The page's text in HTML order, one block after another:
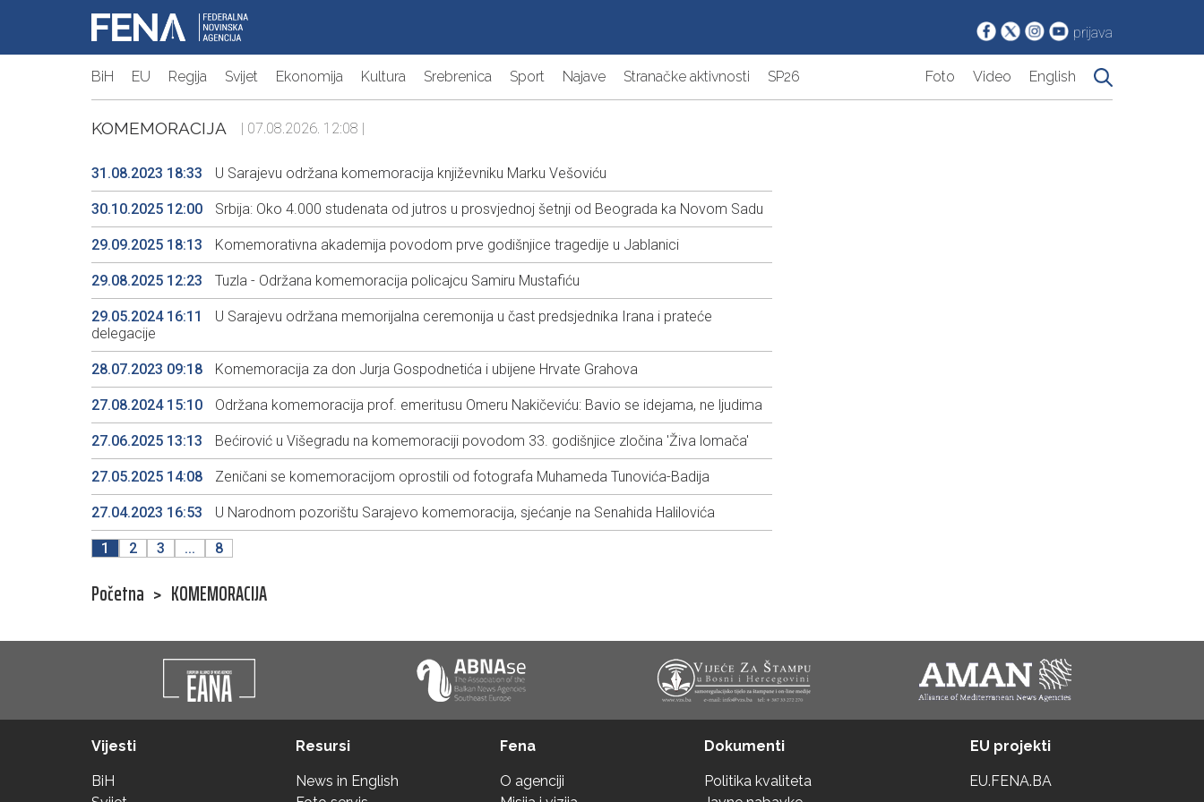
prijava
BiH EU Regija Svijet Ekonomija Kultura Srebrenica Sport Najave Stranačke aktivnosti SP26 Foto Video English
KOMEMORACIJA | 07.08.2026. 12:08 |
31.08.2023 18:33 U Sarajevu održana komemoracija književniku Marku Vešoviću
30.10.2025 12:00 Srbija: Oko 4.000 studenata od jutros u prosvjednoj šetnji od Beograda ka Novom Sadu
29.09.2025 18:13 Komemorativna akademija povodom prve godišnjice tragedije u Jablanici
29.08.2025 12:23 Tuzla - Održana komemoracija policajcu Samiru Mustafiću
29.05.2024 16:11
U Sarajevu održana memorijalna ceremonija u čast predsjednika Irana i prateće
delegacije
28.07.2023 09:18 Komemoracija za don Jurja Gospodnetića i ubijene Hrvate Grahova
27.08.2024 15:10 Održana komemoracija prof. emeritusu Omeru Nakičeviću: Bavio se idejama, ne ljudima
27.06.2025 13:13 Bećirović u Višegradu na komemoraciji povodom 33. godišnjice zločina 'Živa lomača'
27.05.2025 14:08 Zeničani se komemoracijom oprostili od fotografa Muhameda Tunovića-Badija
27.04.2023 16:53 U Narodnom pozorištu Sarajevo komemoracija, sjećanje na Senahida Halilovića
1 2 3 ... 8
Početna > KOMEMORACIJA
Vijesti
BiH
Resursi
News in English
Fena
O agenciji
Dokumenti
Politika kvaliteta
EU projekti
EU.FENA.BA